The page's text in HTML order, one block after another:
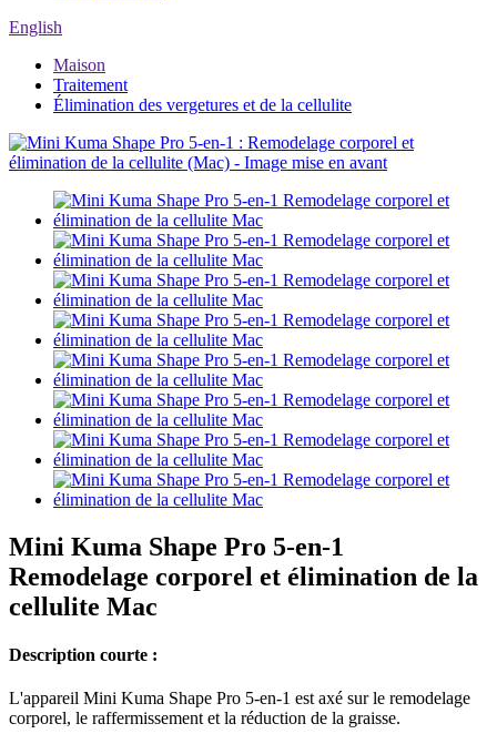
English
Maison
Traitement
Élimination des vergetures et de la cellulite
Mini Kuma Shape Pro 5-en-1
Remodelage corporel et élimination de la
cellulite Mac
Description courte :
L'appareil Mini Kuma Shape Pro 5-en-1 est axé sur le remodelage
corporel, le raffermissement et la réduction de la graisse.